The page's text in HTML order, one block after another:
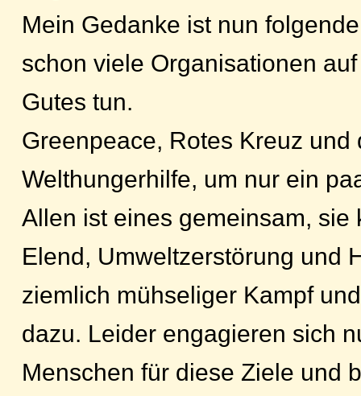
Mein Gedanke ist nun
schon viele Organisationen
Gutes tun.
Greenpeace, Rotes Kreuz und
Welthungerhilfe, um nur ein
Allen ist eines gemeinsam, sie
Elend, Umweltzerstörung und
ziemlich mühseliger Kampf
dazu. Leider engagieren sich
Menschen für diese Ziele und